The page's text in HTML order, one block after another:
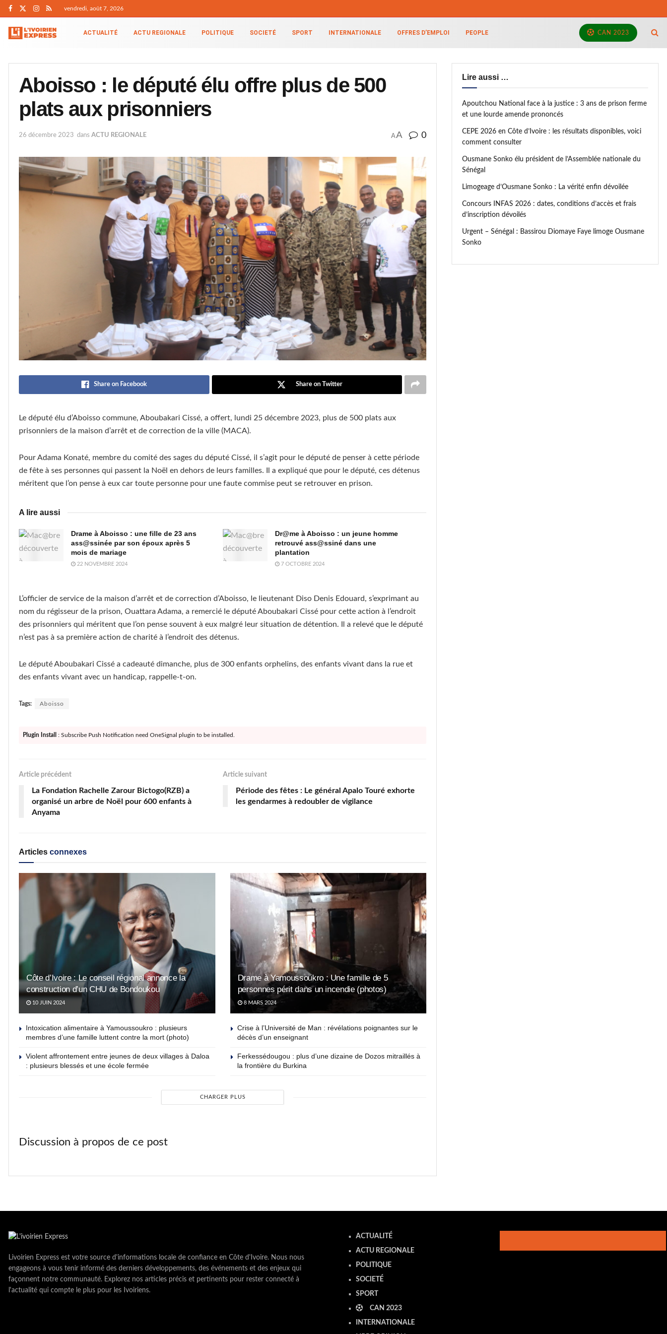
vendredi, août 7, 2026
ACTUALITÉ ACTU REGIONALE POLITIQUE SOCIETÉ SPORT INTERNATIONALE OFFRES D’EMPLOI PEOPLE CAN 2023
Aboisso : le député élu offre plus de 500
plats aux prisonniers
26 décembre 2023 dans ACTU REGIONALE AA 0
Share on Facebook Share on Twitter
Le député élu d’Aboisso commune, Aboubakari Cissé, a offert, lundi 25 décembre 2023, plus de 500 plats aux
prisonniers de la maison d’arrêt et de correction de la ville (MACA).
Pour Adama Konaté, membre du comité des sages du député Cissé, il s’agit pour le député de penser à cette période
de fête à ses personnes qui passent la Noël en dehors de leurs familles. Il a expliqué que pour le député, ces détenus
méritent que l’on pense à eux car toute personne pour une faute commise peut se retrouver en prison.
A lire aussi
Drame à Aboisso : une fille de 23 ans
ass@ssinée par son époux après 5
mois de mariage
22 NOVEMBRE 2024
Dr@me à Aboisso : un jeune homme
retrouvé ass@ssiné dans une
plantation
7 OCTOBRE 2024
L’officier de service de la maison d’arrêt et de correction d’Aboisso, le lieutenant Diso Denis Edouard, s’exprimant au
nom du régisseur de la prison, Ouattara Adama, a remercié le député Aboubakari Cissé pour cette action à l’endroit
des prisonniers qui méritent que l’on pense souvent à eux malgré leur situation de détention. Il a relevé que le député
n’est pas à sa première action de charité à l’endroit des détenus.
Le député Aboubakari Cissé a cadeauté dimanche, plus de 300 enfants orphelins, des enfants vivant dans la rue et
des enfants vivant avec un handicap, rappelle-t-on.
Tags: Aboisso
Plugin Install : Subscribe Push Notification need OneSignal plugin to be installed.
Article précédent
La Fondation Rachelle Zarour Bictogo(RZB) a
organisé un arbre de Noël pour 600 enfants à
Anyama
Article suivant
Période des fêtes : Le général Apalo Touré exhorte
les gendarmes à redoubler de vigilance
Articles connexes
Côte d’Ivoire : Le conseil régional annonce la
construction d’un CHU de Bondoukou
10 JUIN 2024
Drame à Yamoussoukro : Une famille de 5
personnes périt dans un incendie (photos)
8 MARS 2024
Intoxication alimentaire à Yamoussoukro : plusieurs
membres d’une famille luttent contre la mort (photo)
Crise à l’Université de Man : révélations poignantes sur le
décès d’un enseignant
Violent affrontement entre jeunes de deux villages à Daloa
: plusieurs blessés et une école fermée
Ferkessédougou : plus d’une dizaine de Dozos mitraillés à
la frontière du Burkina
CHARGER PLUS
Discussion à propos de ce post
Lire aussi …
Apoutchou National face à la justice : 3 ans de prison ferme
et une lourde amende prononcés
CEPE 2026 en Côte d’Ivoire : les résultats disponibles, voici
comment consulter
Ousmane Sonko élu président de l’Assemblée nationale du
Sénégal
Limogeage d’Ousmane Sonko : La vérité enfin dévoilée
Concours INFAS 2026 : dates, conditions d’accès et frais
d’inscription dévoilés
Urgent – Sénégal : Bassirou Diomaye Faye limoge Ousmane
Sonko
Livoirien Express est votre source d'informations locale de confiance en Côte d'Ivoire. Nous nous
engageons à vous tenir informé des derniers développements, des événements et des enjeux qui
façonnent notre communauté. Explorez nos articles précis et pertinents pour rester connecté à
l'actualité qui compte le plus pour les Ivoiriens.
ACTUALITÉ
ACTU REGIONALE
POLITIQUE
SOCIETÉ
SPORT
CAN 2023
INTERNATIONALE